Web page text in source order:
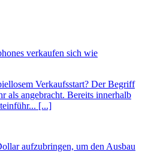
verkaufen sich wie
Verkaufsstart? Der Begriff
als angebracht. Bereits innerhalb
[...]
aufzubringen, um den Ausbau